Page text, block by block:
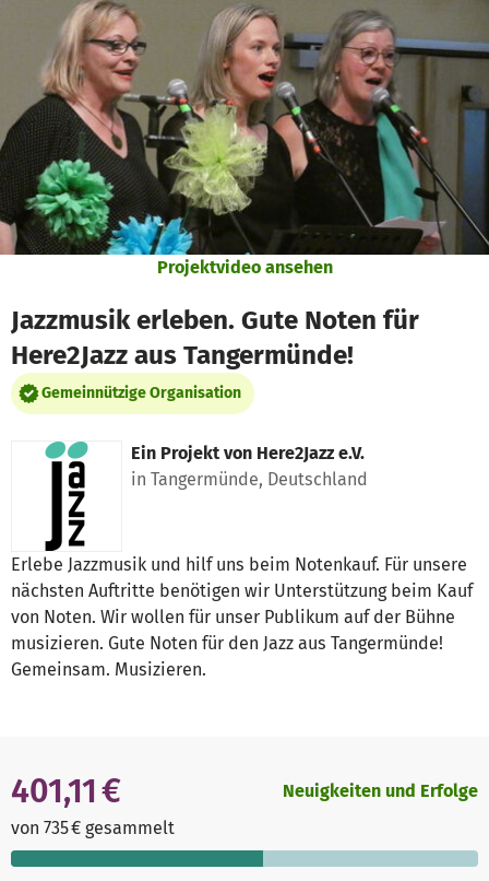
Zum Hauptinhalt springen
Erklärung zur Barrierefreiheit anzeigen
Projektvideo ansehen
Jazzmusik erleben. Gute Noten für
Here2Jazz aus Tangermünde!
Gemeinnützige Organisation
Ein Projekt von Here2Jazz e.V.
in Tangermünde, Deutschland
Erlebe Jazzmusik und hilf uns beim Notenkauf. Für unsere
nächsten Auftritte benötigen wir Unterstützung beim Kauf
von Noten. Wir wollen für unser Publikum auf der Bühne
musizieren. Gute Noten für den Jazz aus Tangermünde!
Gemeinsam. Musizieren.
401,11 €
von 735 € gesammelt
Neuigkeiten und Erfolge